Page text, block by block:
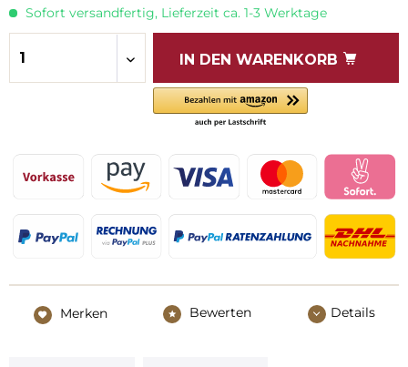
Sofort versandfertig, Lieferzeit ca. 1-3 Werktage
IN DEN WARENKORB
Merken Bewerten Details